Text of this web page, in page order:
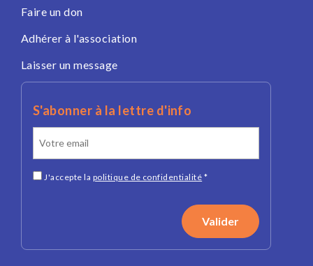
Faire un don
Adhérer à l'association
Laisser un message
S'abonner à la lettre d'info
J'accepte la politique de confidentialité *